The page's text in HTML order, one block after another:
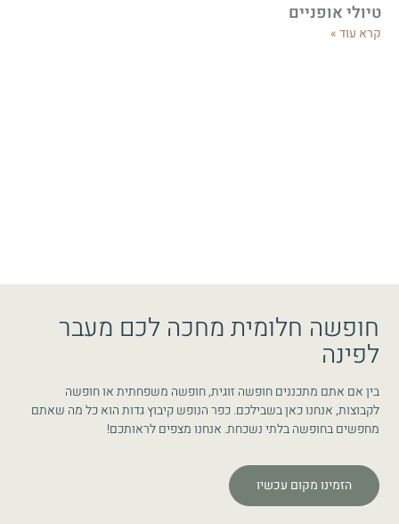
טיולי אופניים
קרא עוד »
חופשה חלומית מחכה לכם מעבר
לפינה
בין אם אתם מתכננים חופשה זוגית, חופשה משפחתית או חופשה
לקבוצות, אנחנו כאן בשבילכם. כפר הנופש קיבוץ גדות הוא כל מה שאתם
מחפשים בחופשה בלתי נשכחת. אנחנו מצפים לראותכם!
הזמינו מקום עכשיו